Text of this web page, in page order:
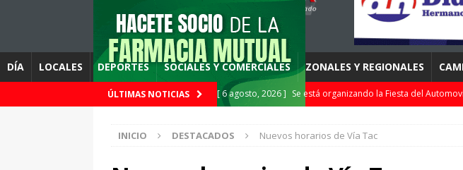
DÍA LOCALES DEPORTES SOCIALES Y COMERCIALES ZONALES Y REGIONALES
ÚLTIMAS NOTICIAS [ 6 agosto, 2026 ] Se está organizando la Fiesta del
[ 6 agosto, 2026 ]
Este sábado en la Casa del Teatro, «La
249-4339588
LOCALES
INICIO DESTACADOS Nuevos horarios de Vía Tac